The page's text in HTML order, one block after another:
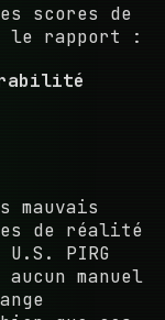
scores de
le rapport :
mauvais
de réalité
PIRG
manuel